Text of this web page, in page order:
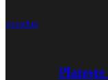
ghiseul.ro